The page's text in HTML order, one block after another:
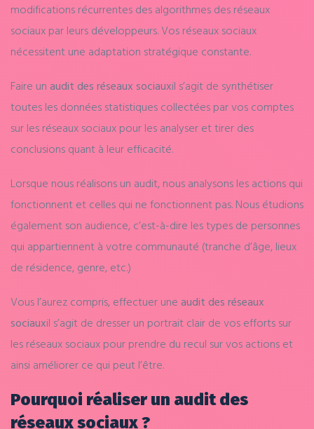
modifications récurrentes des algorithmes des réseaux
sociaux par leurs développeurs. Vos réseaux sociaux
nécessitent une adaptation stratégique constante.
Faire un audit des réseaux sociauxil s’agit de synthétiser
toutes les données statistiques collectées par vos comptes
sur les réseaux sociaux pour les analyser et tirer des
conclusions quant à leur efficacité.
Lorsque nous réalisons un audit, nous analysons les actions qui
fonctionnent et celles qui ne fonctionnent pas. Nous étudions
également son audience, c’est-à-dire les types de personnes
qui appartiennent à votre communauté (tranche d’âge, lieux
de résidence, genre, etc.)
Vous l’aurez compris, effectuer une audit des réseaux
sociauxil s’agit de dresser un portrait clair de vos efforts sur
les réseaux sociaux pour prendre du recul sur vos actions et
ainsi améliorer ce qui peut l’être.
Pourquoi réaliser un audit des
réseaux sociaux ?